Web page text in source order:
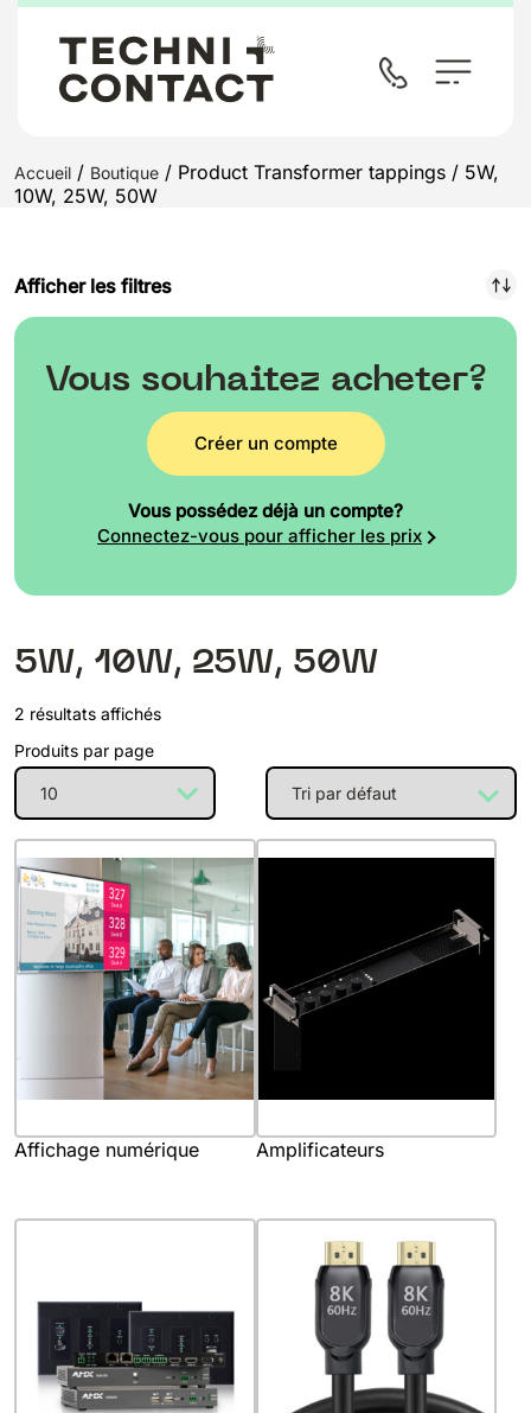
Accueil / Boutique / Product Transformer tappings / 5W,
10W, 25W, 50W
Afficher les filtres
Vous souhaitez acheter?
Créer un compte
Vous possédez déjà un compte?
Connectez-vous pour afficher les prix
5W, 10W, 25W, 50W
2 résultats affichés
Produits par page
Affichage numérique Amplificateurs